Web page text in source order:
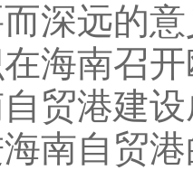
深远的
海南召
贸港建
南自贸